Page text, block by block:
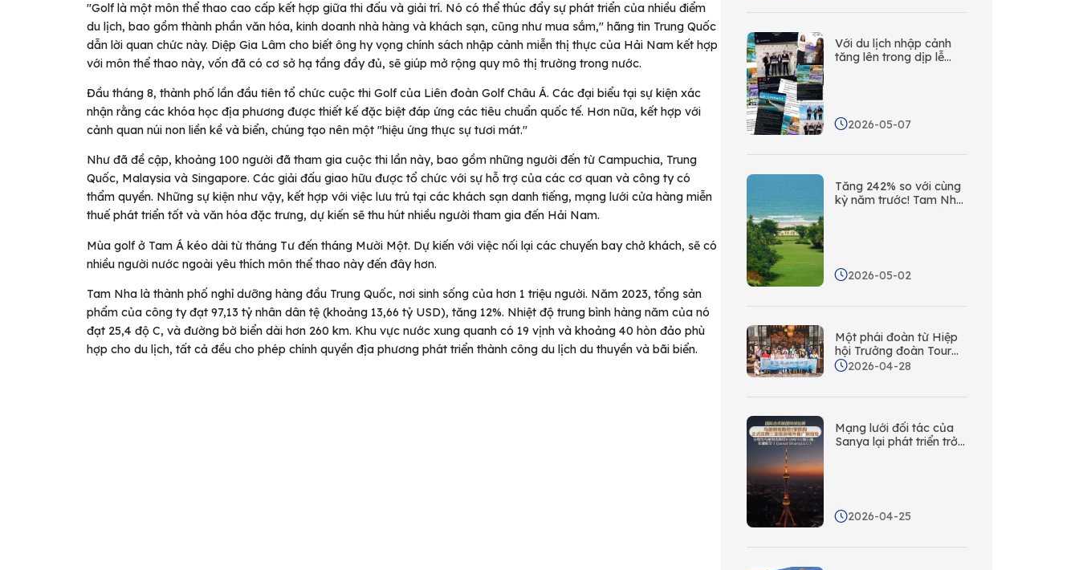
"Golf là một môn thể thao cao cấp kết hợp giữa thi đấu và giải trí. Nó có thể thúc đẩy sự phát triển của nhiều điểm
du lịch, bao gồm thành phần văn hóa, kinh doanh nhà hàng và khách sạn, cũng như mua sắm," hãng tin Trung Quốc
dẫn lời quan chức này. Diệp Gia Lâm cho biết ông hy vọng chính sách nhập cảnh miễn thị thực của Hải Nam kết hợp
với môn thể thao này, vốn đã có cơ sở hạ tầng đầy đủ, sẽ giúp mở rộng quy mô thị trường trong nước.
Đầu tháng 8, thành phố lần đầu tiên tổ chức cuộc thi Golf của Liên đoàn Golf Châu Á. Các đại biểu tại sự kiện xác
nhận rằng các khóa học địa phương được thiết kế đặc biệt đáp ứng các tiêu chuẩn quốc tế. Hơn nữa, kết hợp với
cảnh quan núi non liền kề và biển, chúng tạo nên một "hiệu ứng thực sự tươi mát."
Như đã đề cập, khoảng 100 người đã tham gia cuộc thi lần này, bao gồm những người đến từ Campuchia, Trung
Quốc, Malaysia và Singapore. Các giải đấu giao hữu được tổ chức với sự hỗ trợ của các cơ quan và công ty có
thẩm quyền. Những sự kiện như vậy, kết hợp với việc lưu trú tại các khách sạn danh tiếng, mạng lưới cửa hàng miễn
thuế phát triển tốt và văn hóa đặc trưng, dự kiến sẽ thu hút nhiều người tham gia đến Hải Nam.
Mùa golf ở Tam Á kéo dài từ tháng Tư đến tháng Mười Một. Dự kiến với việc nối lại các chuyến bay chở khách, sẽ có
nhiều người nước ngoài yêu thích môn thể thao này đến đây hơn.
Tam Nha là thành phố nghỉ dưỡng hàng đầu Trung Quốc, nơi sinh sống của hơn 1 triệu người. Năm 2023, tổng sản
phẩm của công ty đạt 97,13 tỷ nhân dân tệ (khoảng 13,66 tỷ USD), tăng 12%. Nhiệt độ trung bình hàng năm của nó
đạt 25,4 độ C, và đường bờ biển dài hơn 260 km. Khu vực nước xung quanh có 19 vịnh và khoảng 40 hòn đảo phù
hợp cho du lịch, tất cả đều cho phép chính quyền địa phương phát triển thành công du lịch du thuyền và bãi biển.
Với du lịch nhập cảnh
tăng lên trong dịp lễ
ngoài để thực hiện các
nền tảng ở nước ngoài.
2026-05-07
Tăng 242% so với cùng
kỳ năm trước! Tam Nha
hội ở nước ngoài
2026-05-02
Một phái đoàn từ Hiệp
hội Trưởng đoàn Tour
Đài Loan đến thăm Tam
2026-04-28
Mạng lưới đối tác của
Sanya lại phát triển trở
2026-04-25